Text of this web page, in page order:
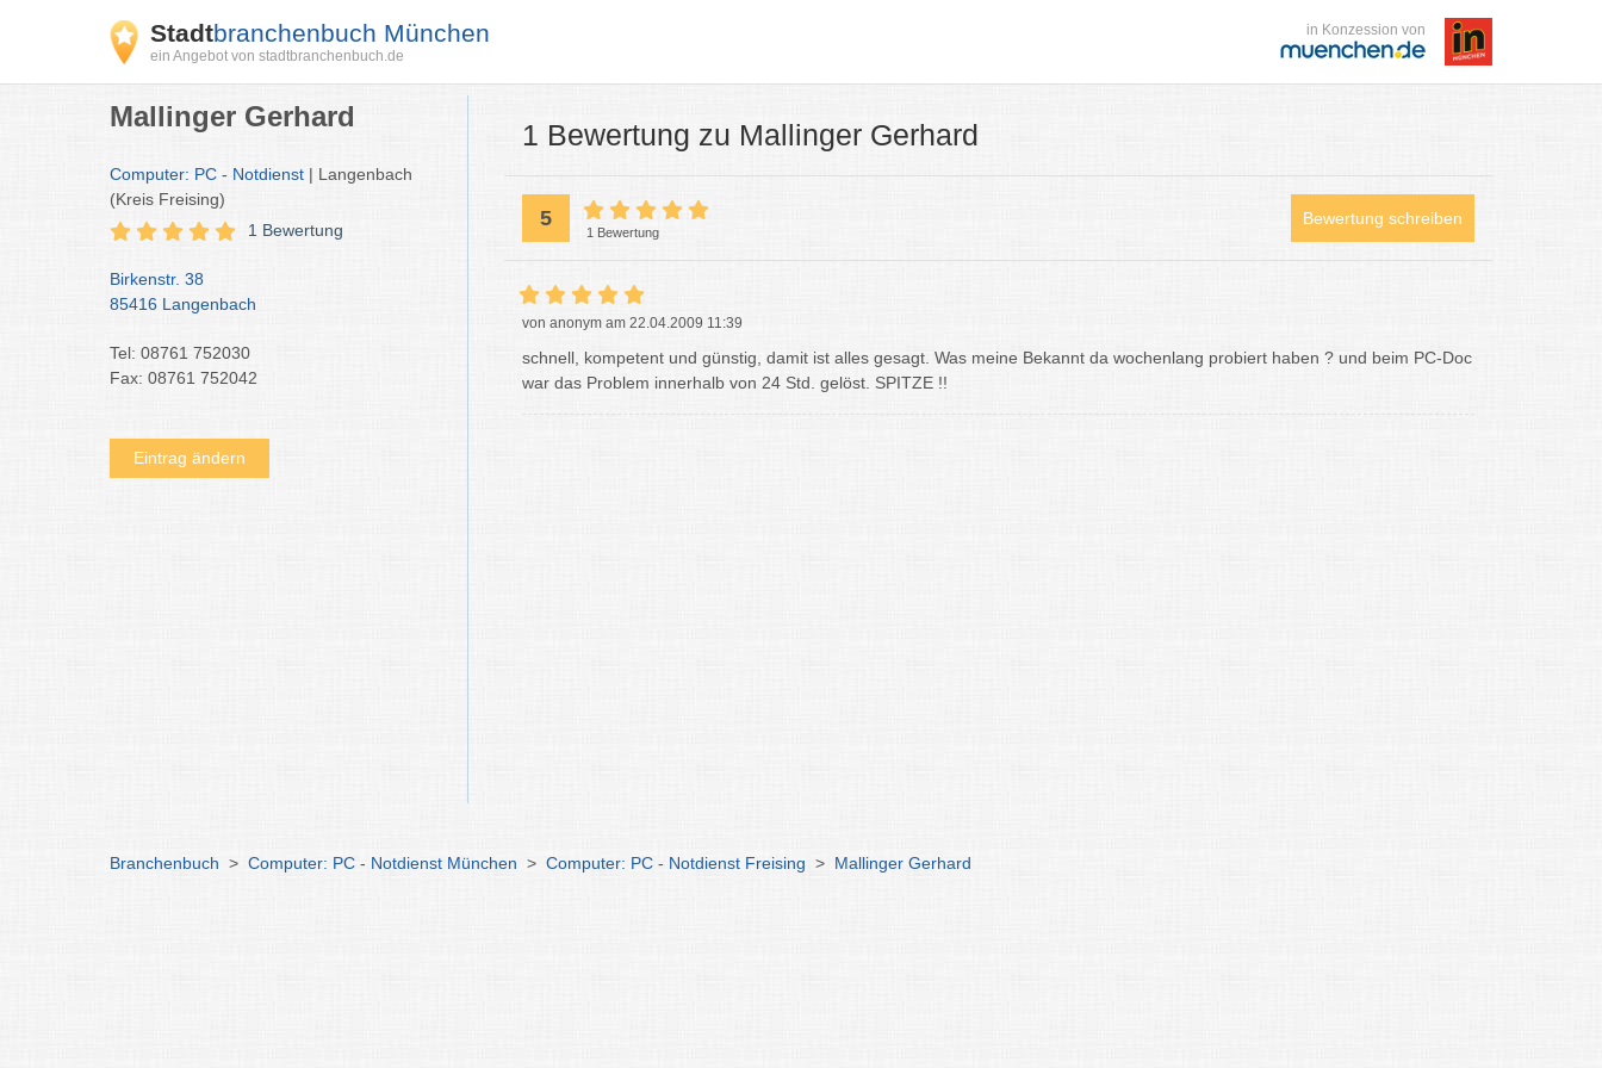
Stadtbranchenbuch München
ein Angebot von stadtbranchenbuch.de
in Konzession von
Mallinger Gerhard
Computer: PC - Notdienst | Langenbach
(Kreis Freising)
1 Bewertung
Birkenstr. 38
85416 Langenbach
Tel: 08761 752030
Fax: 08761 752042
Eintrag ändern
1 Bewertung zu Mallinger Gerhard
5
1 Bewertung
Bewertung schreiben
von anonym am 22.04.2009 11:39
schnell, kompetent und günstig, damit ist alles gesagt. Was meine Bekannt da wochenlang probiert haben ? und beim PC-Doc
war das Problem innerhalb von 24 Std. gelöst. SPITZE !!
Branchenbuch > Computer: PC - Notdienst München > Computer: PC - Notdienst Freising > Mallinger Gerhard